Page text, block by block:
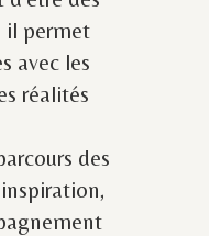
il permet
avec les
réalités
des